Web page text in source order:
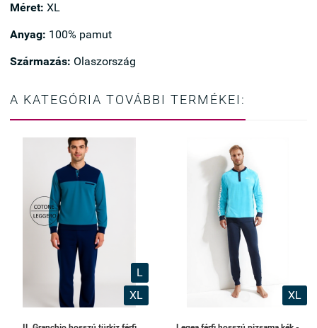
Méret: XL
Anyag: 100% pamut
Származás: Olaszország
A KATEGÓRIA TOVÁBBI TERMÉKEI:
L
XL
XL